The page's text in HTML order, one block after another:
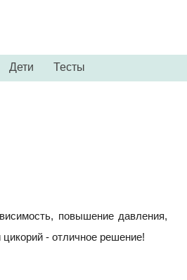
Дети Тесты
повышение давления,
- отличное решение!